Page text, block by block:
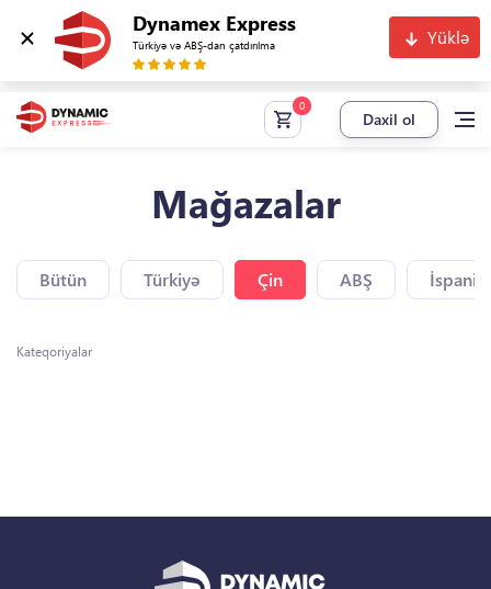
Dynamex Express
Türkiyə və ABŞ-dan çatdırılma Yüklə
Daxil ol
Mağazalar
Bütün Türkiyə Çin ABŞ
Kateqoriyalar